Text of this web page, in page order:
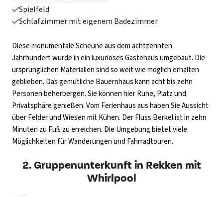
Spielfeld
Schlafzimmer mit eigenem Badezimmer
Diese monumentale Scheune aus dem achtzehnten
Jahrhundert wurde in ein luxuriöses Gästehaus umgebaut. Die
ursprünglichen Materialien sind so weit wie möglich erhalten
geblieben. Das gemütliche Bauernhaus kann acht bis zehn
Personen beherbergen. Sie können hier Ruhe, Platz und
Privatsphäre genießen. Vom Ferienhaus aus haben Sie Aussicht
über Felder und Wiesen mit Kühen. Der Fluss Berkel ist in zehn
Minuten zu Fuß zu erreichen. Die Umgebung bietet viele
Möglichkeiten für Wanderungen und Fahrradtouren.
2. Gruppenunterkunft in Rekken mit
Whirlpool